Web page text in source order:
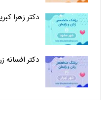
دکتر زهرا
دکتر افسانه